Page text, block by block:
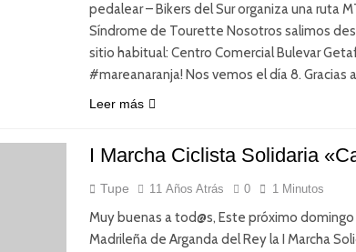
pedalear – Bikers del Sur organiza una ruta
Síndrome de Tourette Nosotros salimos
sitio habitual: Centro Comercial Bulevar
#mareanaranja! Nos vemos el día 8. Gracias
Leer más
I Marcha Ciclista Solidaria
Tupe 11 Años Atrás 0 1 Minutos
Muy buenas a tod@s, Este próximo
Madrileña de Arganda del Rey la I Marcha